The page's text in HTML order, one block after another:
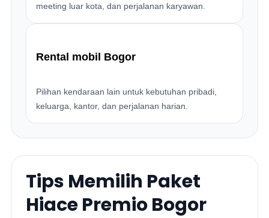
meeting luar kota, dan perjalanan karyawan.
Rental mobil Bogor
Pilihan kendaraan lain untuk kebutuhan pribadi,
keluarga, kantor, dan perjalanan harian.
Tips Memilih Paket
Hiace Premio Bogor